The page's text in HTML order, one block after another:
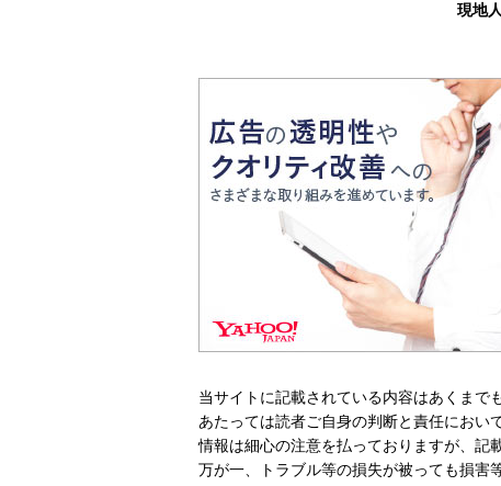
現地
当サイトに記載されている内容はあくまで
あたっては読者ご自身の判断と責任におい
情報は細心の注意を払っておりますが、記
万が一、トラブル等の損失が被っても損害